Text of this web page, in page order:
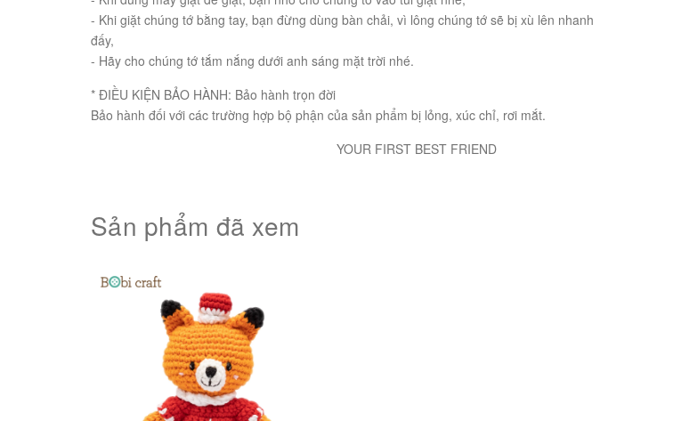
- Khi giặt chúng tớ bằng tay, bạn đừng dùng bàn chải, vì lông chúng tớ sẽ bị xù lên nhanh
đấy,
- Hãy cho chúng tớ tắm nắng dưới anh sáng mặt trời nhé.
* ĐIỀU KIỆN BẢO HÀNH: Bảo hành trọn đời
Bảo hành đối với các trường hợp bộ phận của sản phẩm bị lỏng, xúc chỉ, rơi mắt.
YOUR FIRST BEST FRIEND
Sản phẩm đã xem